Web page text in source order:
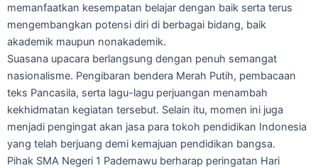
memanfaatkan kesempatan belajar dengan baik serta terus
mengembangkan potensi diri di berbagai bidang, baik
akademik maupun nonakademik.
Suasana upacara berlangsung dengan penuh semangat
nasionalisme. Pengibaran bendera Merah Putih, pembacaan
teks Pancasila, serta lagu-lagu perjuangan menambah
kekhidmatan kegiatan tersebut. Selain itu, momen ini juga
menjadi pengingat akan jasa para tokoh pendidikan Indonesia
yang telah berjuang demi kemajuan pendidikan bangsa.
Pihak SMA Negeri 1 Pademawu berharap peringatan Hari